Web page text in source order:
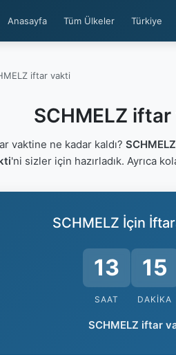
Anasayfa Tüm Ülkeler Türkiye
iftar vakti
SCHMELZ
vaktine ne kadar kaldı?
'ni sizler için hazırladık. Ayrıca
SCHMELZ İçin
13
SAAT
15
DAKIKA
SCHMELZ iftar